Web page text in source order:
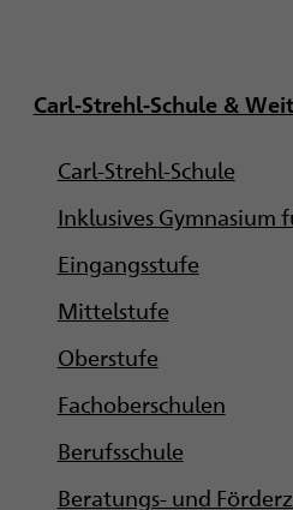
Carl-Strehl-Schule &
Carl-Strehl-Schule
Inklusives Gymnasium
Eingangsstufe
Mittelstufe
Oberstufe
Fachoberschulen
Berufsschule
Beratungs- und